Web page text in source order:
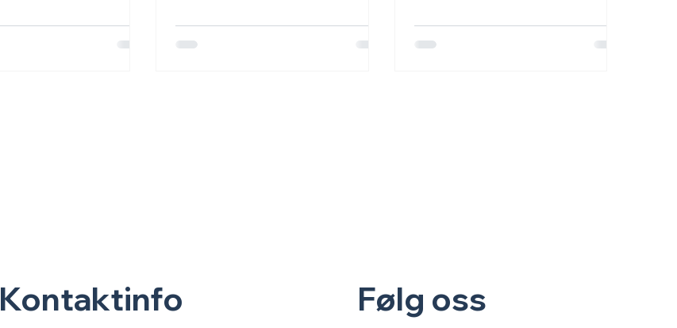
har en mild og kremet smak
som mange liker, både barn og
sammen med kundene våre og
blitt enda tryggere på hvem vi
Kontaktinfo
Følg oss